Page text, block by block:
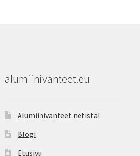
alumiinivanteet.eu
Alumiinivanteet netistä!
Blogi
Etusivu